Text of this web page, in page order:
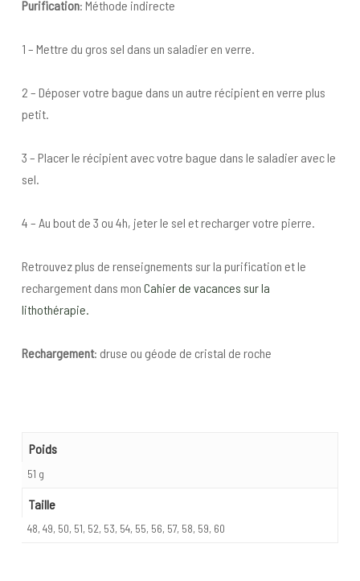
Purification: Méthode indirecte
1 – Mettre du gros sel dans un saladier en verre.
2 – Déposer votre bague dans un autre récipient en verre plus
petit.
3 – Placer le récipient avec votre bague dans le saladier avec le
sel.
4 – Au bout de 3 ou 4h, jeter le sel et recharger votre pierre.
Retrouvez plus de renseignements sur la purification et le
rechargement dans mon Cahier de vacances sur la
lithothérapie.
Rechargement: druse ou géode de cristal de roche
Poids
51 g
Taille
48, 49, 50, 51, 52, 53, 54, 55, 56, 57, 58, 59, 60